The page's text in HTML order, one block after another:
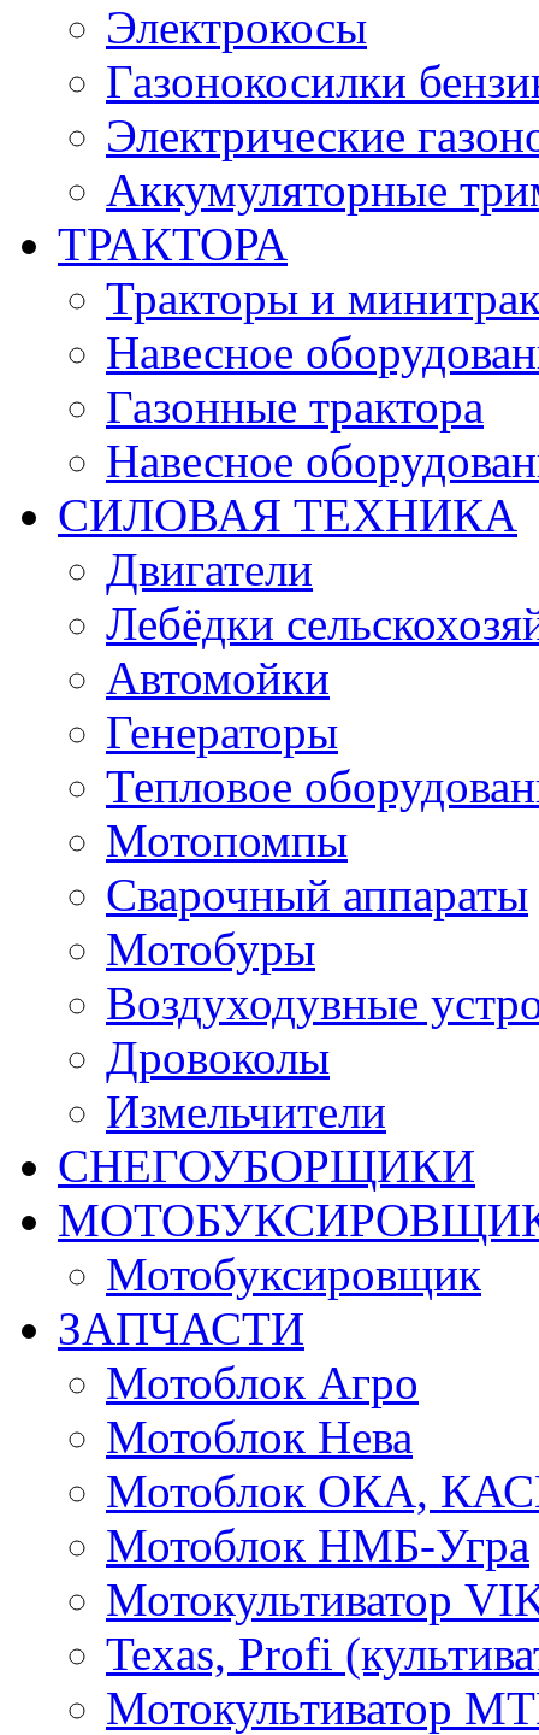
Электрокосы
Газонокосилки
Электрические
Аккумуляторные
ТРАКТОРА
Тракторы и
Навесное
Газонные трактора
Навесное
СИЛОВАЯ ТЕХНИКА
Двигатели
Лебёдки
Автомойки
Генераторы
Тепловое
Мотопомпы
Сварочный аппараты
Мотобуры
Воздуходувные
Дровоколы
Измельчители
СНЕГОУБОРЩИКИ
Мотобуксировщик
ЗАПЧАСТИ
Мотоблок Агро
Мотоблок Нева
Мотоблок ОКА,
Мотоблок НМБ-Угра
Мотокультиватор
Texas, Profi
Мотокультиватор